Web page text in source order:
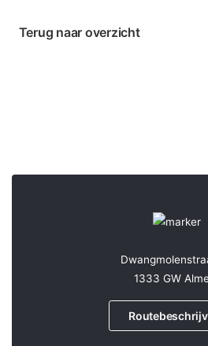
Terug naar overzicht
1333 GW